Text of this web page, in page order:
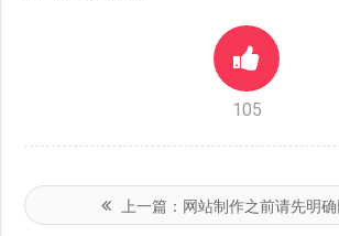
105
上一篇： 网站制作之前请先明